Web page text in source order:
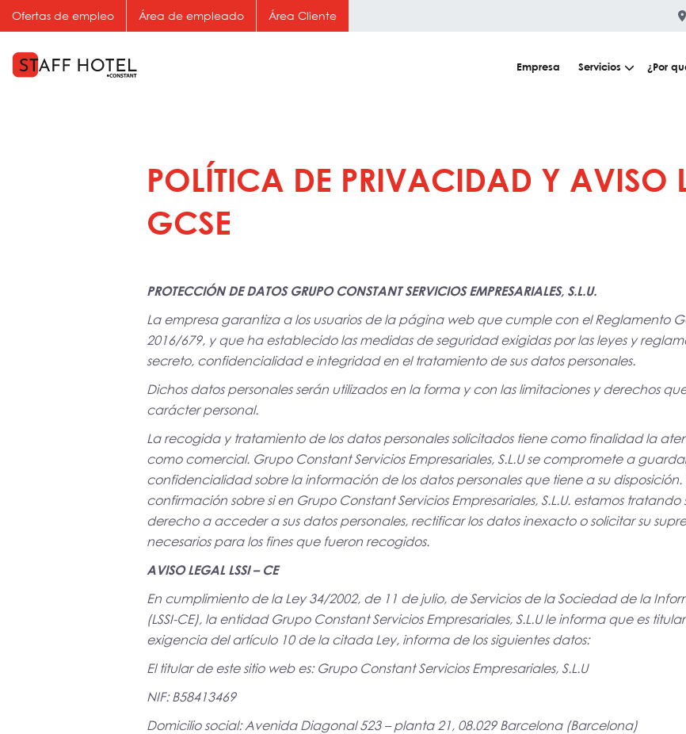
Ofertas de empleo Área de empleado Área Cliente
Empresa Servicios ¿Por
POLÍTICA DE PRIVACIDAD Y AVISO
GCSE
PROTECCIÓN DE DATOS GRUPO CONSTANT SERVICIOS EMPRESARIALES, S.L.U.
La empresa garantiza a los usuarios de la página web que cumple con el Reglamento
2016/679, y que ha establecido las medidas de seguridad exigidas por las leyes y
secreto, confidencialidad e integridad en el tratamiento de sus datos personales.
Dichos datos personales serán utilizados en la forma y con las limitaciones y derechos
carácter personal.
La recogida y tratamiento de los datos personales solicitados tiene como finalidad la
como comercial. Grupo Constant Servicios Empresariales, S.L.U se compromete a
confidencialidad sobre la información de los datos personales que tiene a su
confirmación sobre si en Grupo Constant Servicios Empresariales, S.L.U. estamos
derecho a acceder a sus datos personales, rectificar los datos inexacto o solicitar su
necesarios para los fines que fueron recogidos.
AVISO LEGAL LSSI – CE
En cumplimiento de la Ley 34/2002, de 11 de julio, de Servicios de la Sociedad de la
(LSSI-CE), la entidad Grupo Constant Servicios Empresariales, S.L.U le informa que es
exigencia del artículo 10 de la citada Ley, informa de los siguientes datos:
El titular de este sitio web es: Grupo Constant Servicios Empresariales, S.L.U
NIF: B58413469
Domicilio social: Avenida Diagonal 523 – planta 21, 08.029 Barcelona (Barcelona)